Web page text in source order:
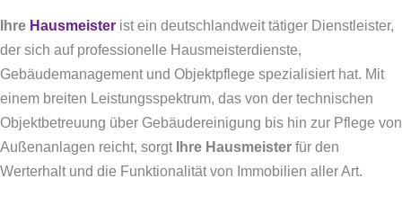
Ihre Hausmeister ist ein deutschlandweit tätiger Dienstleister,
der sich auf professionelle Hausmeisterdienste,
Gebäudemanagement und Objektpflege spezialisiert hat. Mit
einem breiten Leistungsspektrum, das von der technischen
Objektbetreuung über Gebäudereinigung bis hin zur Pflege von
Außenanlagen reicht, sorgt Ihre Hausmeister für den
Werterhalt und die Funktionalität von Immobilien aller Art.